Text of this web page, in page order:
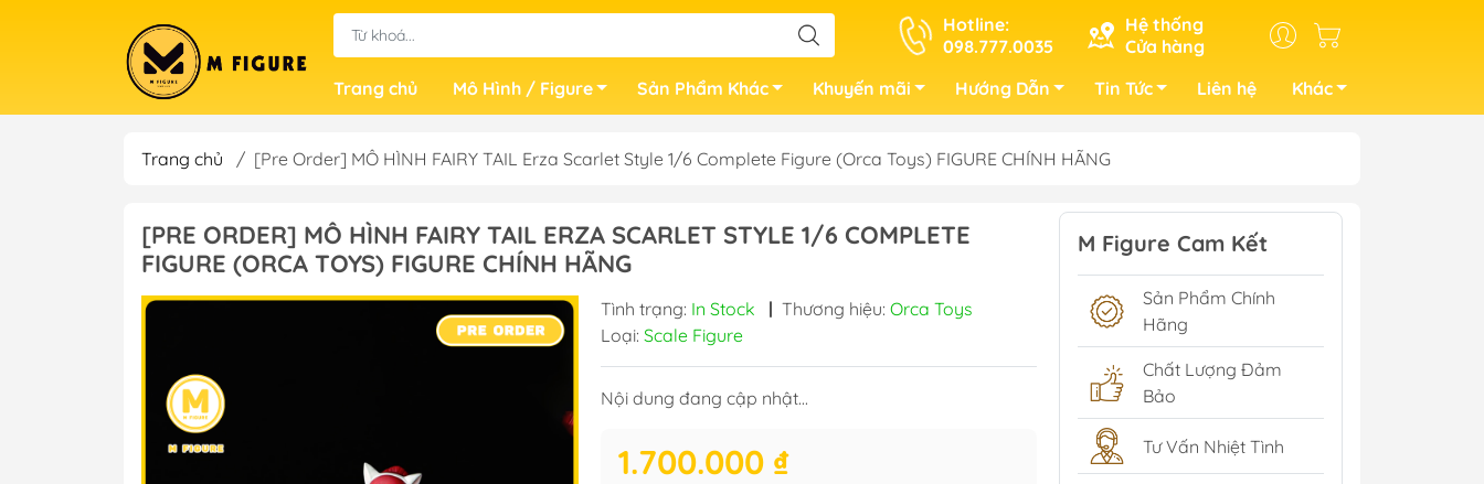
Hotline:
098.777.0035
Hệ thống
Cửa hàng
Trang chủ
Mô Hình / Figure Sản Phẩm Khác Khuyến mãi Hướng Dẫn Tin Tức Liên hệ Khác
Trang chủ / [Pre Order] MÔ HÌNH FAIRY TAIL Erza Scarlet Style 1/6 Complete Figure (Orca Toys) FIGURE CHÍNH HÃNG
[PRE ORDER] MÔ HÌNH FAIRY TAIL ERZA SCARLET STYLE 1/6 COMPLETE
FIGURE (ORCA TOYS) FIGURE CHÍNH HÃNG
Tình trạng: In Stock | Thương hiệu: Orca Toys
Loại: Scale Figure
Nội dung đang cập nhật...
1.700.000 ₫
M Figure Cam Kết
Sản Phẩm Chính
Hãng
Chất Lượng Đảm
Bảo
Tư Vấn Nhiệt Tình